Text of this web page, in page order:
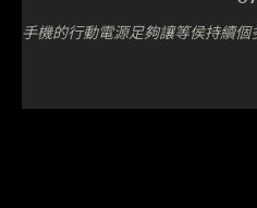
手機的行動電源足夠讓等侯持續個